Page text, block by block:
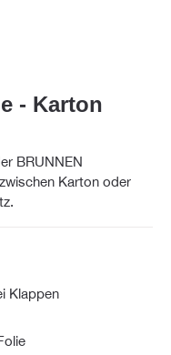
- Karton
BRUNNEN
Karton oder
Klappen